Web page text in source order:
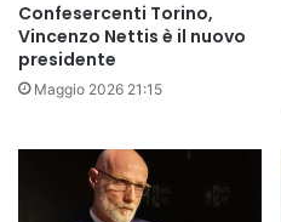
Confesercenti Torino,
Vincenzo Nettis è il nuovo
presidente
Maggio 2026 21:15